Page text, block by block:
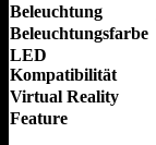
Beleuchtung
Beleuchtungsfarbe
LED
Kompatibilität
Virtual Reality
Feature